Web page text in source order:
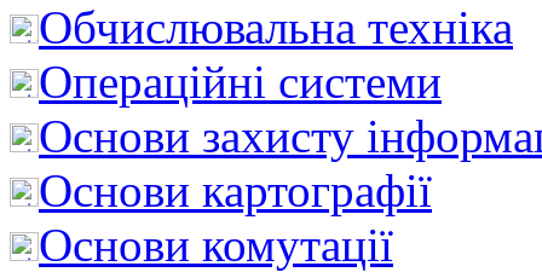
Обчислювальна техніка
Операційні системи
Основи захисту
Основи картографії
Основи комутації